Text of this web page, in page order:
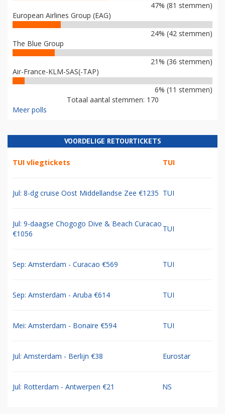
47% (81 stemmen)
European Airlines Group (EAG)
24% (42 stemmen)
The Blue Group
21% (36 stemmen)
Air-France-KLM-SAS(-TAP)
6% (11 stemmen)
Totaal aantal stemmen: 170
Meer polls
VOORDELIGE RETOURTICKETS
TUI vliegtickets TUI
Jul: 8-dg cruise Oost Middellandse Zee €1235 TUI
Jul: 9-daagse Chogogo Dive & Beach Curacao
€1056
TUI
Sep: Amsterdam - Curacao €569 TUI
Sep: Amsterdam - Aruba €614 TUI
Mei: Amsterdam - Bonaire €594 TUI
Jul: Amsterdam - Berlijn €38 Eurostar
Jul: Rotterdam - Antwerpen €21 NS